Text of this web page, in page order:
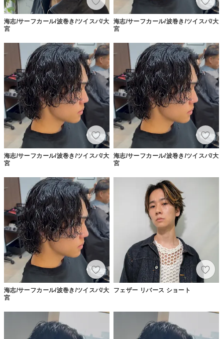
海志/サーフカール/波巻き/ツイスパ/大
宮
海志/サーフカール/波巻き/ツイスパ/大
宮
海志/サーフカール/波巻き/ツイスパ/大
宮
海志/サーフカール/波巻き/ツイスパ/大
宮
海志/サーフカール/波巻き/ツイスパ/大
宮
フェザー リバース ショート